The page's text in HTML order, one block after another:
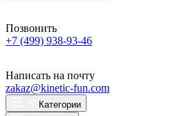
Позвонить
+7 (499) 938-93-46
Написать на почту
zakaz@kinetic-fun.com
Категории